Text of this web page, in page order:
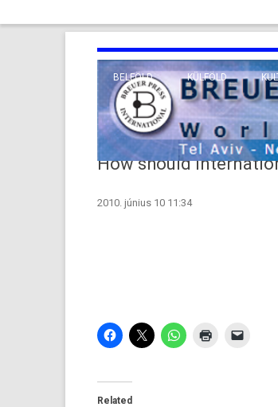
BELFÖLD KÜLFÖLD
TENGERENTÚL
VALLÁS
How should
2010. június 10 11:34
Related